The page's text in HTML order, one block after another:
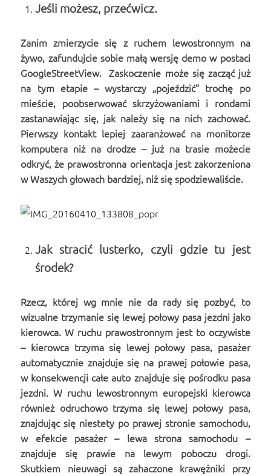
Jeśli możesz, przećwicz.
Zanim zmierzycie się z ruchem lewostronnym na
żywo, zafundujcie sobie małą wersję demo w postaci
GoogleStreetView. Zaskoczenie może się zacząć już
na tym etapie – wystarczy „pojeździć” trochę po
mieście, poobserwować skrzyżowaniami i rondami
zastanawiając się, jak należy się na nich zachować.
Pierwszy kontakt lepiej zaaranżować na monitorze
komputera niż na drodze – już na trasie możecie
odkryć, że prawostronna orientacja jest zakorzeniona
w Waszych głowach bardziej, niż się spodziewaliście.
Jak stracić lusterko, czyli gdzie tu jest
środek?
Rzecz, której wg mnie nie da rady się pozbyć, to
wizualne trzymanie się lewej połowy pasa jezdni jako
kierowca. W ruchu prawostronnym jest to oczywiste
– kierowca trzyma się lewej połowy pasa, pasażer
automatycznie znajduje się na prawej połowie pasa,
w konsekwencji całe auto znajduje się pośrodku pasa
jezdni. W ruchu lewostronnym europejski kierowca
również odruchowo trzyma się lewej połowy pasa,
znajdując się niestety po prawej stronie samochodu,
w efekcie pasażer – lewa strona samochodu –
znajduje się prawie na lewym poboczu drogi.
Skutkiem nieuwagi są zahaczone krawężniki przy